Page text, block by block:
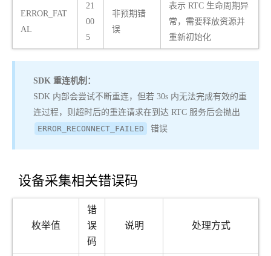
ERROR_FAT
AL
21
00
5
非预期错
误
表示 RTC 生命周期异
常，需要释放资源并
重新初始化
SDK 重连机制：
SDK 内部会尝试不断重连，但若 30s 内无法完成有效的重
连过程，则超时后的重连请求在到达 RTC 服务后会抛出
ERROR_RECONNECT_FAILED
错误
设备采集相关错误码
枚举值
错
误
码
说明 处理方式